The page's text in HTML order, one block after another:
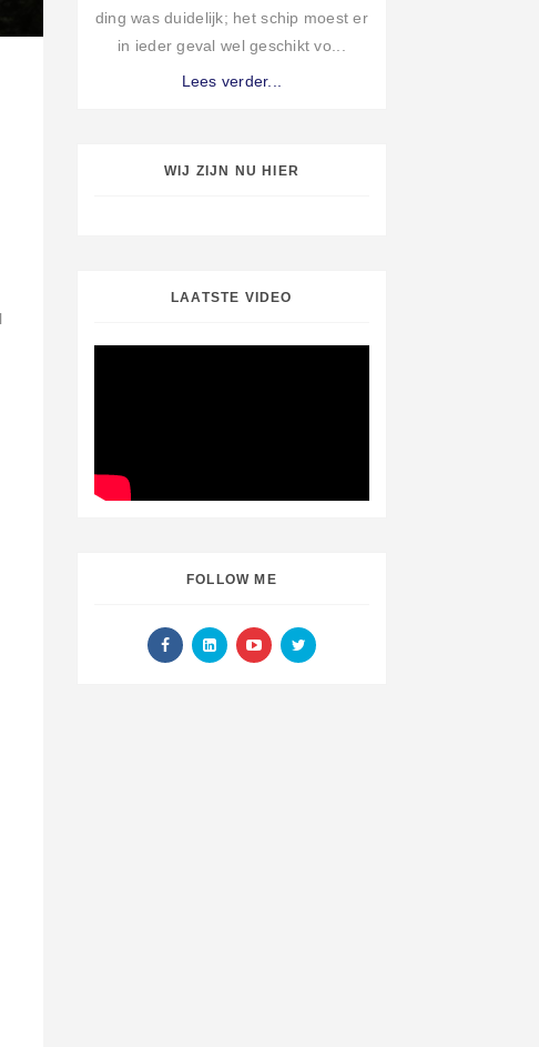
ding was duidelijk; het schip moest er
in ieder geval wel geschikt vo...
Lees verder...
WIJ ZIJN NU HIER
LAATSTE VIDEO
FOLLOW ME